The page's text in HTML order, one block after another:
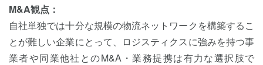
M&A観点：
自社単独では十分な規模の物流ネットワークを構築するこ
とが難しい企業にとって、ロジスティクスに強みを持つ事
業者や同業他社とのM&A・業務提携は有力な選択肢で